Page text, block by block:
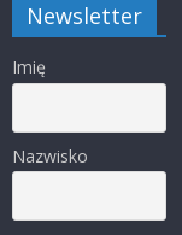
Newsletter
Imię
Nazwisko